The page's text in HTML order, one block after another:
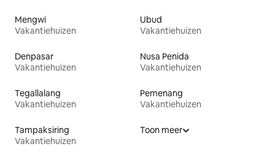
Mengwi
Vakantiehuizen
Ubud
Vakantiehuizen
Denpasar
Vakantiehuizen
Nusa Penida
Vakantiehuizen
Tegallalang
Vakantiehuizen
Pemenang
Vakantiehuizen
Tampaksiring
Vakantiehuizen
Toon meer